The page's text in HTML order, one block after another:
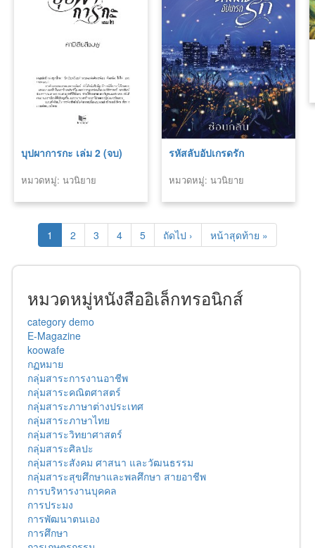
บุปผาการกะ เล่ม 2 (จบ)
หมวดหมู่: นวนิยาย
รหัสลับอัปเกรดรัก
หมวดหมู่: นวนิยาย
1 2 3 4 5 ถัดไป › หน้าสุดท้าย »
หมวดหมู่หนังสืออิเล็กทรอนิกส์
category demo
E-Magazine
koowafe
กฏหมาย
กลุ่มสาระการงานอาชีพ
กลุ่มสาระคณิตศาสตร์
กลุ่มสาระภาษาต่างประเทศ
กลุ่มสาระภาษาไทย
กลุ่มสาระวิทยาศาสตร์
กลุ่มสาระศิลปะ
กลุ่มสาระสังคม ศาสนา และวัฒนธรรม
กลุ่มสาระสุขศึกษาและพลศึกษา สายอาชีพ
การบริหารงานบุคคล
การประมง
การพัฒนาตนเอง
การศึกษา